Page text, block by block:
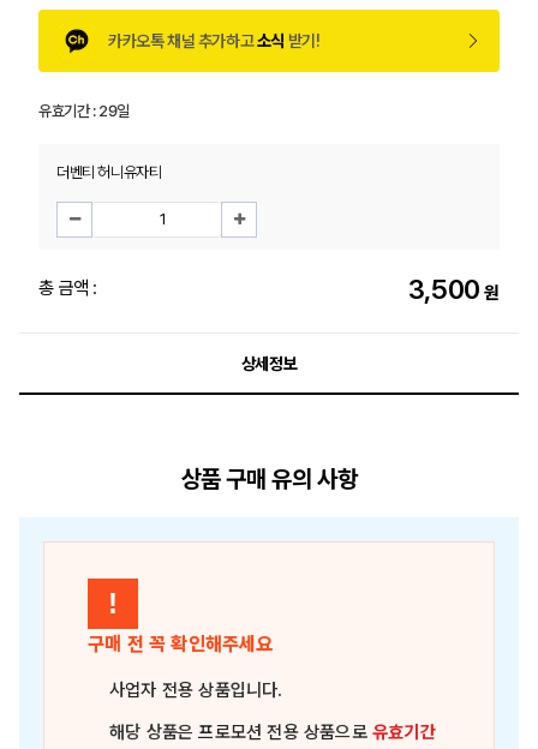
카카오톡 채널 추가하고소식 받기!
유효기간 :29일
더벤티 허니유자티
총 금액 : 3,500 원
상세정보
상품 구매 유의 사항
!
구매 전 꼭 확인해주세요
사업자 전용 상품입니다.
해당 상품은프로모션 전용 상품으로유효기간